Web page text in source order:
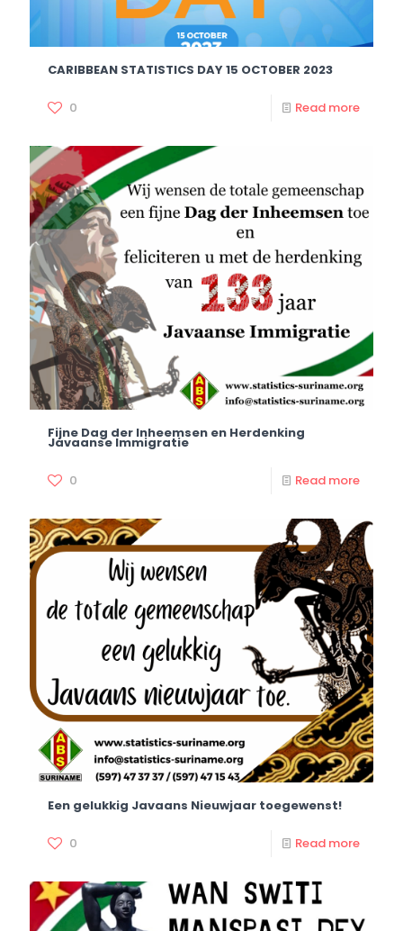
CARIBBEAN STATISTICS DAY 15 OCTOBER 2023
0 Read more
Fijne Dag der Inheemsen en Herdenking
Javaanse Immigratie
0 Read more
Een gelukkig Javaans Nieuwjaar toegewenst!
0 Read more